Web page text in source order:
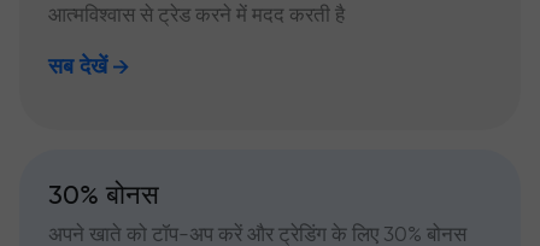
आत्मविश्वास से ट्रेड करने में मदद करती है
सब देखें
30% बोनस
अपने खाते को टॉप-अप करें और ट्रेडिंग के लिए 30% बोनस